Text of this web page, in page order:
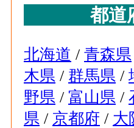
都道
北海道 / 青森県
木県 / 群馬県 /
野県 / 富山県 /
県 / 京都府 / 大